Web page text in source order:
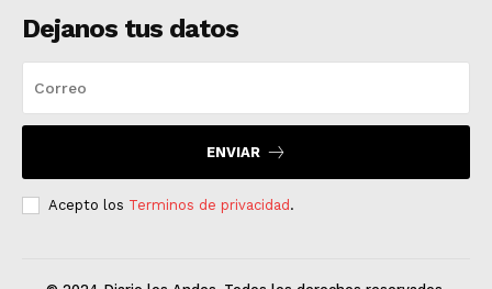
Dejanos tus datos
ENVIAR
Acepto los Terminos de privacidad .